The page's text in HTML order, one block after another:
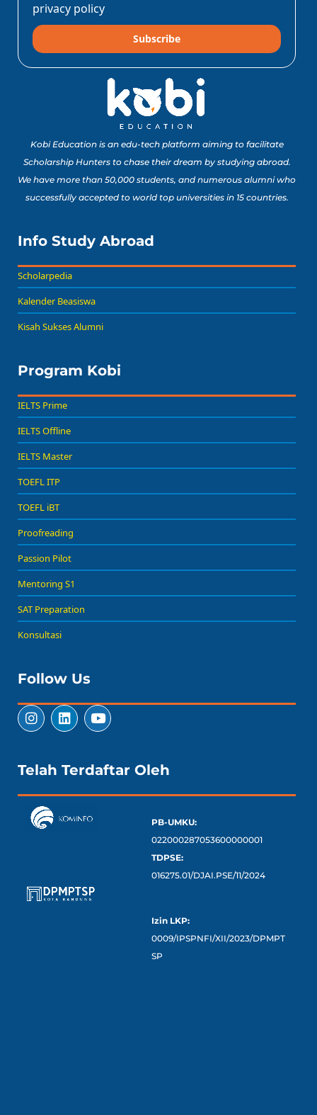
privacy policy
Subscribe
Kobi Education is an edu-tech platform aiming to facilitate
Scholarship Hunters to chase their dream by studying abroad.
We have more than 50,000 students, and numerous alumni who
successfully accepted to world top universities in 15 countries.
Info Study Abroad
Scholarpedia
Kalender Beasiswa
Kisah Sukses Alumni
Program Kobi
IELTS Prime
IELTS Offline
IELTS Master
TOEFL ITP
TOEFL iBT
Proofreading
Passion Pilot
Mentoring S1
SAT Preparation
Konsultasi
Follow Us
Telah Terdaftar Oleh
PB-UMKU:
022000287053600000001
TDPSE:
016275.01/DJAI.PSE/11/2024
Izin LKP:
0009/IPSPNFI/XII/2023/DPMPT
SP